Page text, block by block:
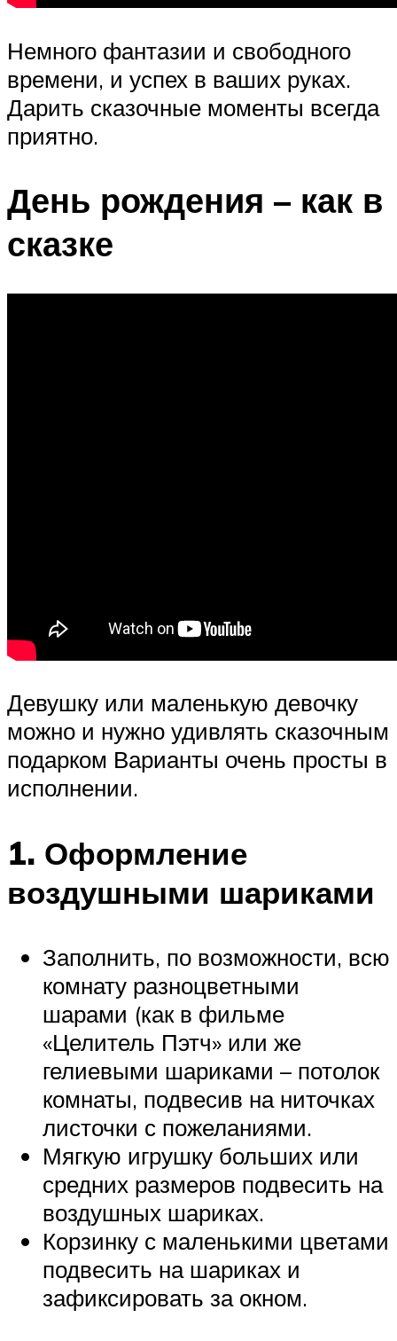
Немного фантазии и свободного
времени, и успех в ваших руках.
Дарить сказочные моменты всегда
приятно.
День рождения – как в
сказке
Девушку или маленькую девочку
можно и нужно удивлять сказочным
подарком Варианты очень просты в
исполнении.
1. Оформление
воздушными шариками
Заполнить, по возможности, всю
комнату разноцветными
шарами (как в фильме
«Целитель Пэтч» или же
гелиевыми шариками – потолок
комнаты, подвесив на ниточках
листочки с пожеланиями.
Мягкую игрушку больших или
средних размеров подвесить на
воздушных шариках.
Корзинку с маленькими цветами
подвесить на шариках и
зафиксировать за окном.